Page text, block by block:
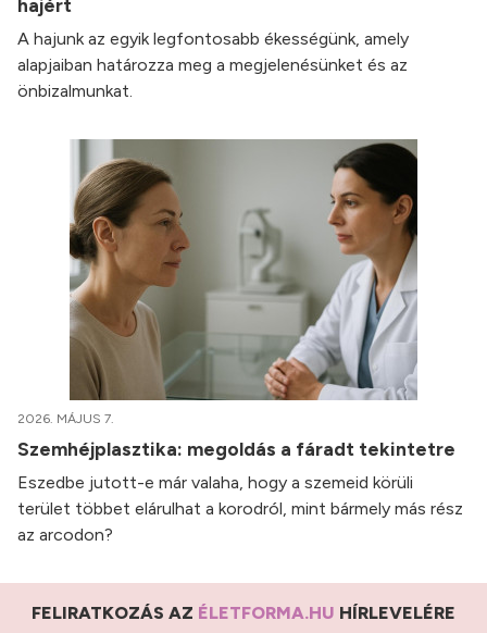
hajért
A hajunk az egyik legfontosabb ékességünk, amely
alapjaiban határozza meg a megjelenésünket és az
önbizalmunkat.
2026. MÁJUS 7.
Szemhéjplasztika: megoldás a fáradt tekintetre
Eszedbe jutott-e már valaha, hogy a szemeid körüli
terület többet elárulhat a korodról, mint bármely más rész
az arcodon?
FELIRATKOZÁS AZ ÉLETFORMA.HU HÍRLEVELÉRE